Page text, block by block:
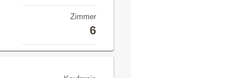
Zimmer
6